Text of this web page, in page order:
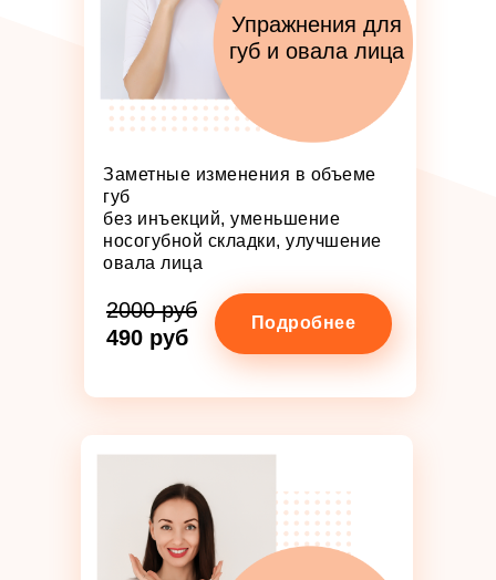
Упражнения для
губ и овала лица
Заметные изменения в объеме
губ
без инъекций, уменьшение
носогубной складки, улучшение
овала лица
Подробнее
2000 руб
490 руб